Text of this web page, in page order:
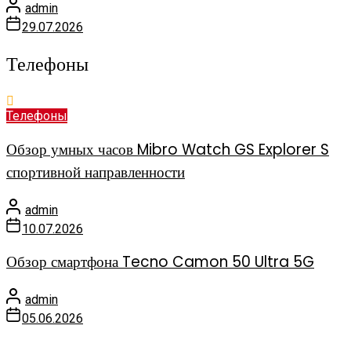
admin
29.07.2026
Телефоны
Телефоны
Обзор умных часов Mibro Watch GS Explorer S
спортивной направленности
admin
10.07.2026
Обзор смартфона Tecno Camon 50 Ultra 5G
admin
05.06.2026